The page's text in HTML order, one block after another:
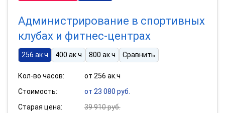
Администрирование в спортивных
клубах и фитнес-центрах
256 ак.ч 400 ак.ч 800 ак.ч Сравнить
Кол-во часов:
от 256 ак.ч
Стоимость:
от 23 080 руб.
Старая цена:
39 910 руб.